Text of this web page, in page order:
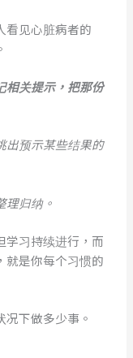
看见心脏病者的
相关提示，把那份
出预示某些结果的
理归纳。
学习持续进行，而
就是你每个习惯的
下做多少事。